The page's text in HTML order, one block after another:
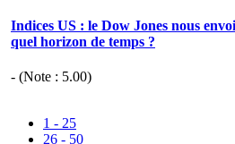
Indices US : le Dow Jones nous
quel horizon de temps ?
- (Note : 5.00)
1 - 25
26 - 50